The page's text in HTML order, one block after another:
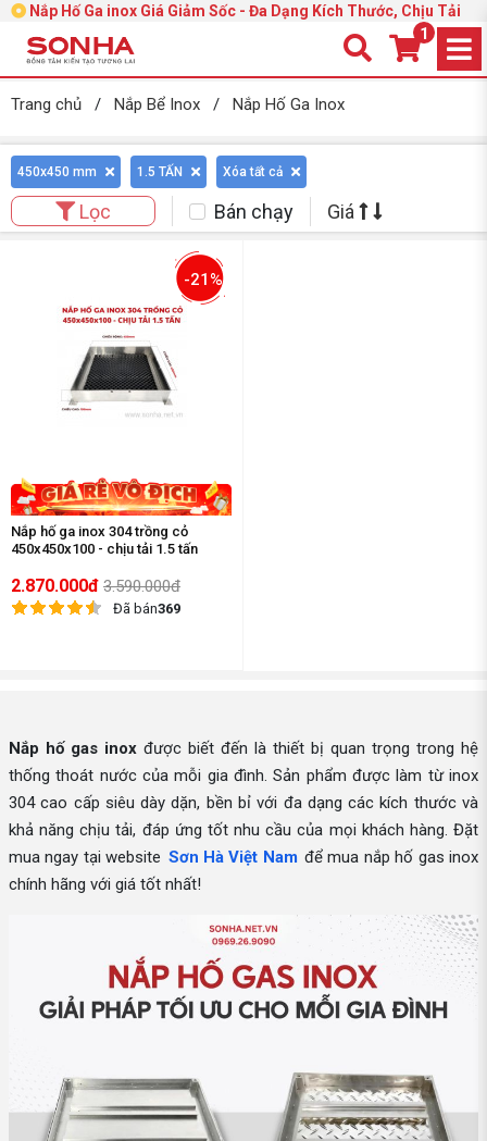
Nắp Hố Ga inox Giá Giảm Sốc - Đa Dạng Kích Thước, Chịu Tải
1
Trang chủ / Nắp Bể Inox / Nắp Hố Ga Inox
450x450 mm 1.5 TẤN Xóa tất cả
Lọc Bán chạy Giá
-21%
Nắp hố ga inox 304 trồng cỏ
450x450x100 - chịu tải 1.5 tấn
2.870.000đ 3.590.000đ
Đã bán369
Nắp hố gas inox được biết đến là thiết bị quan trọng trong hệ
thống thoát nước của mỗi gia đình. Sản phẩm được làm từ inox
304 cao cấp siêu dày dặn, bền bỉ với đa dạng các kích thước và
khả năng chịu tải, đáp ứng tốt nhu cầu của mọi khách hàng. Đặt
mua ngay tại website Sơn Hà Việt Nam để mua nắp hố gas inox
chính hãng với giá tốt nhất!